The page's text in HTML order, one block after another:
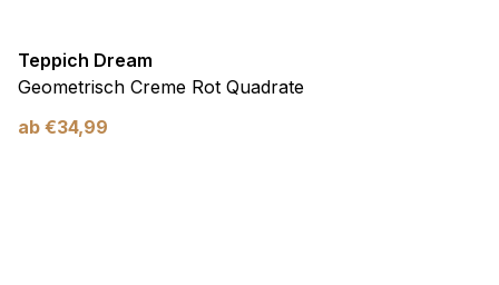
Teppich Dream
Geometrisch Creme Rot Quadrate
ab €34,99